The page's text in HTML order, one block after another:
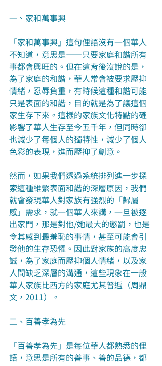
一、家和萬事興
「家和萬事興」這句俚語沒有一個華人
不知道，意思是――只要家庭和諧所有
事都會興旺的。但在這背後沒說的是，
為了家庭的和諧，華人常會被要求壓抑
情緒，忍辱負重，有時候這種和諧可能
只是表面的和諧，目的就是為了讓這個
家生存下來。這樣的家族文化特點的確
影響了華人生存至今五千年，但同時卻
也減少了每個人的獨特性，減少了個人
色彩的表現，進而壓抑了創意。
然而，如果我們透過系統排列進一步探
索這種維繫表面和諧的深層原因，我們
就會發現華人對家族有強烈的「歸屬
感」需求，就一個華人來講，一旦被逐
出家門，那是對他/她最大的懲罰，也是
令其感到最羞恥的事情，甚至可能會引
發他的生存恐懼。因此對家族的高度忠
誠，為了家庭而壓抑個人情緒，以及家
人間缺乏深層的溝通，這些現象在一般
華人家族比西方的家庭尤其普遍（周鼎
文，2011）。
二、百善孝為先
「百善孝為先」是每位華人都熟悉的俚
語，意思是所有的善事、善的品德，都